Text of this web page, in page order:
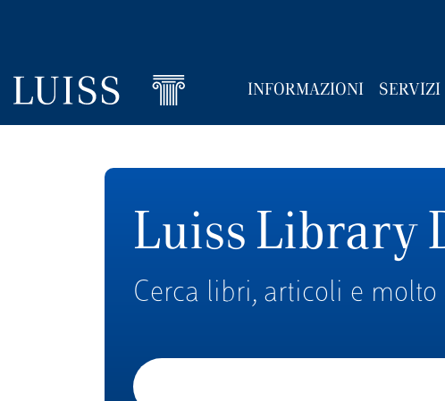
INFORMAZIONI SERVIZI
Luiss Library
Cerca libri, articoli e molto
Cerca